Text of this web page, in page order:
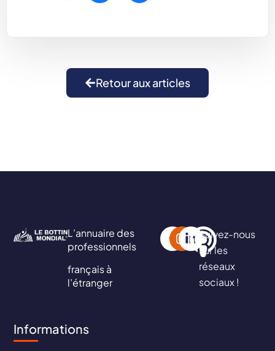
Retour aux articles
L’annuaire des
professionnels
français à
l’étranger
Suivez-nous
sur les
réseaux
sociaux !
Informations